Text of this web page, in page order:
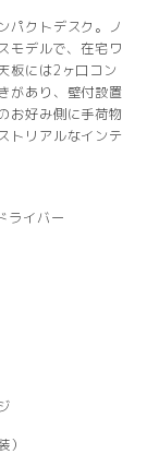
パクトデスク。ノ
モデルで、在宅ワ
板には2ヶ口コン
があり、壁付設置
お好み側に手荷物
トリアルなインテ
ライバー